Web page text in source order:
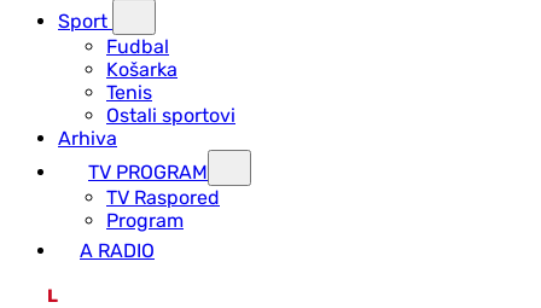
Sport
Fudbal
Košarka
Tenis
Ostali sportovi
Arhiva
TV PROGRAM
ТV Raspored
Program
A RADIO
L